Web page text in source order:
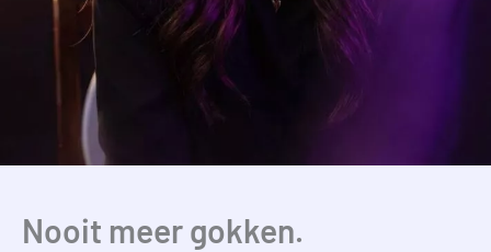
Nooit meer gokken.